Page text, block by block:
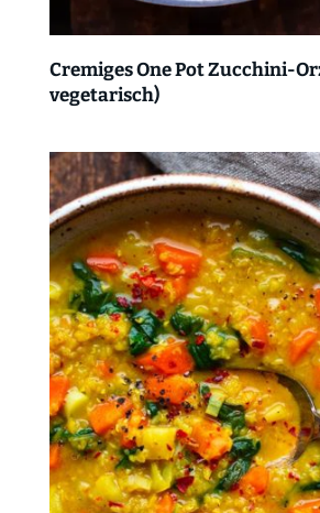
Cremiges One Pot Zucchini-
vegetarisch)